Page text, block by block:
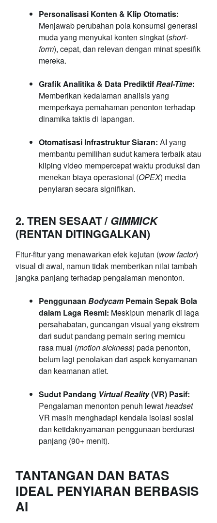
Personalisasi Konten & Klip Otomatis:
Menjawab perubahan pola konsumsi generasi
muda yang menyukai konten singkat (short-
form), cepat, dan relevan dengan minat spesifik
mereka.
Grafik Analitika & Data Prediktif Real-Time:
Memberikan kedalaman analisis yang
memperkaya pemahaman penonton terhadap
dinamika taktis di lapangan.
Otomatisasi Infrastruktur Siaran: AI yang
membantu pemilihan sudut kamera terbaik atau
kliping video mempercepat waktu produksi dan
menekan biaya operasional (OPEX) media
penyiaran secara signifikan.
2. TREN SESAAT /GIMMICK
(RENTAN DITINGGALKAN)
Fitur-fitur yang menawarkan efek kejutan (wow factor)
visual di awal, namun tidak memberikan nilai tambah
jangka panjang terhadap pengalaman menonton.
Penggunaan Bodycam Pemain Sepak Bola
dalam Laga Resmi: Meskipun menarik di laga
persahabatan, guncangan visual yang ekstrem
dari sudut pandang pemain sering memicu
rasa mual (motion sickness) pada penonton,
belum lagi penolakan dari aspek kenyamanan
dan keamanan atlet.
Sudut Pandang Virtual Reality(VR) Pasif:
Pengalaman menonton penuh lewatheadset
VR masih menghadapi kendala isolasi sosial
dan ketidaknyamanan penggunaan berdurasi
panjang (90+ menit).
TANTANGAN DAN BATAS
IDEAL PENYIARAN BERBASIS
AI